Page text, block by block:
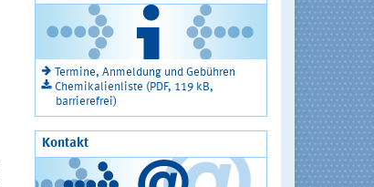
Termine, Anmeldung und Gebühren
Chemikalienliste (PDF, 119 kB,
barrierefrei)
Kontakt